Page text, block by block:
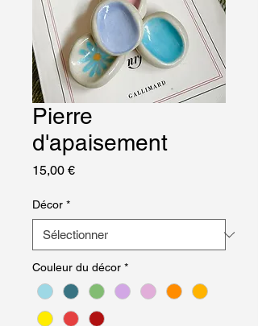
Pierre
d'apaisement
15,00 €Prix
Décor *
Couleur du décor *